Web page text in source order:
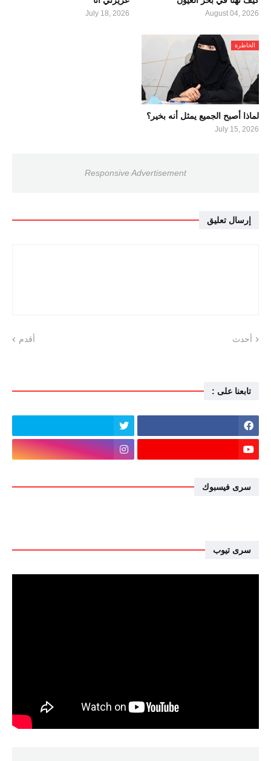
August 04, 2026
July 18, 2026
الخاطرة
لماذا أصبح الجميع يمثل أنه بخير؟
July 15, 2026
Responsive Advertisement
إرسال تعليق
أحدث أقدم
تابعنا على :
سرى فيسبوك
سرى تيوب